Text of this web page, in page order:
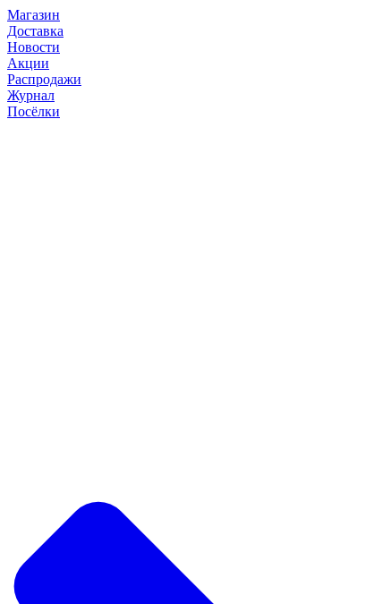
Магазин
Доставка
Новости
Акции
Распродажи
Журнал
Посёлки